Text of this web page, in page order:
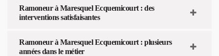
Ramoneur à Maresquel Ecquemicourt : des
interventions satisfaisantes
Ramoneur à Maresquel Ecquemicourt : plusieurs
années dans le métier